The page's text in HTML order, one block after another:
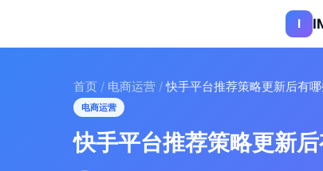
I
首页 / 电商运营 / 快手平台推荐策略更新后有哪
电商运营
快手平台推荐策略更新